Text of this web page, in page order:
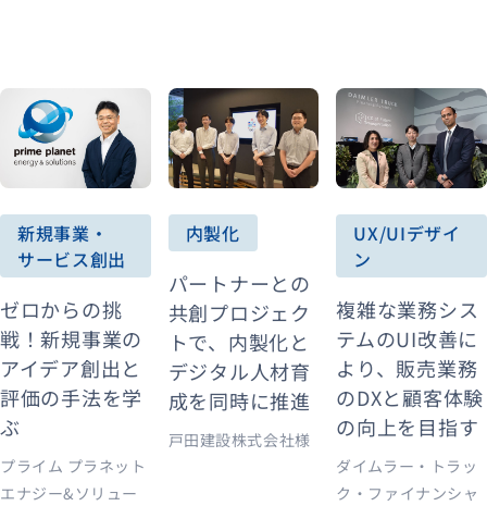
新規事業・
サービス創出
ゼロからの挑
戦！新規事業の
アイデア創出と
評価の手法を学
ぶ
プライム プラネット
エナジー&ソリュー
内製化
パートナーとの
共創プロジェク
トで、内製化と
デジタル人材育
成を同時に推進
戸田建設株式会社様
UX/UIデザイ
ン
複雑な業務シス
テムのUI改善に
より、販売業務
のDXと顧客体験
の向上を目指す
ダイムラー・トラッ
ク・ファイナンシャ